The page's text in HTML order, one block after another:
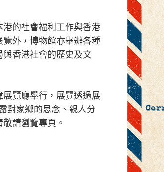
的社會福利工作與香港
外，博物館亦舉辦各種
香港社會的歷史及文
展覽廳舉行，展覽透過展
對家鄉的思念、親人分
請瀏覽專頁。